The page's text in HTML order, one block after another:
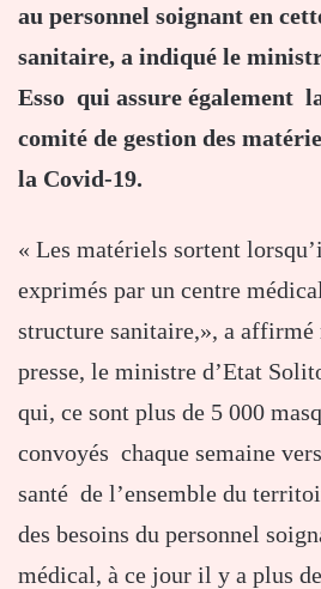
au personnel soignant en
sanitaire, a indiqué le
Esso qui assure également
comité de gestion des
la Covid-19.
« Les matériels sortent
exprimés par un centre
structure sanitaire,», a affirmé
presse, le ministre d’Etat
qui, ce sont plus de 5 000
convoyés chaque semaine
santé de l’ensemble du
des besoins du personnel
médical, à ce jour il y a plus